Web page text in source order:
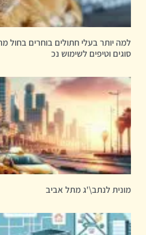
למה יותר בעלי חתולים בוחרים בחול
סוגים וטיפים לשימוש נכ
מונית לנתב\'ג מתל אביב